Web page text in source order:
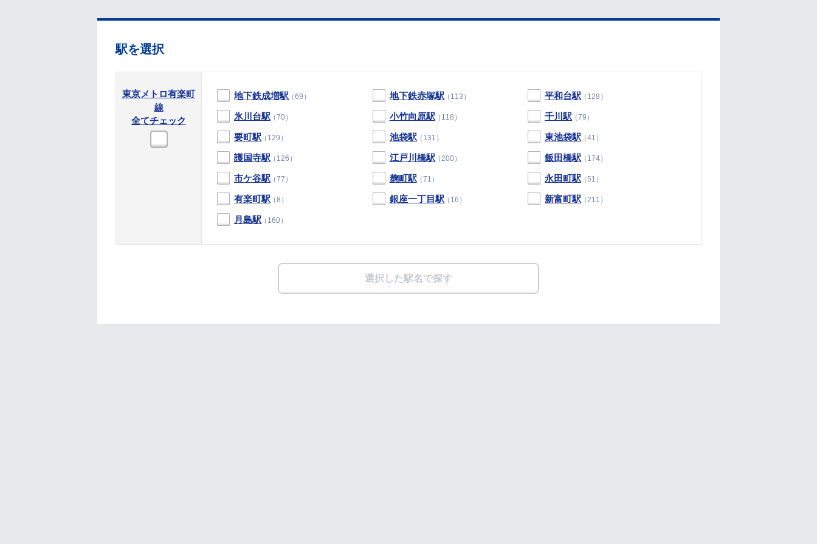
駅を選択
東京メトロ有楽町
線
全てチェック
地下鉄成増駅（69） 地下鉄赤塚駅（113） 平和台駅（128）
氷川台駅（70） 小竹向原駅（118） 千川駅（79）
要町駅（129） 池袋駅（131） 東池袋駅（41）
護国寺駅（126） 江戸川橋駅（200） 飯田橋駅（174）
市ケ谷駅（77） 麹町駅（71） 永田町駅（51）
有楽町駅（8） 銀座一丁目駅（16） 新富町駅（211）
月島駅（160）
選択した駅名で探す